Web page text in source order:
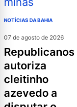
NOTÍCIAS DA BAHIA
07 de agosto de 2026
republicanos
autoriza
cleitinho
azevedo a